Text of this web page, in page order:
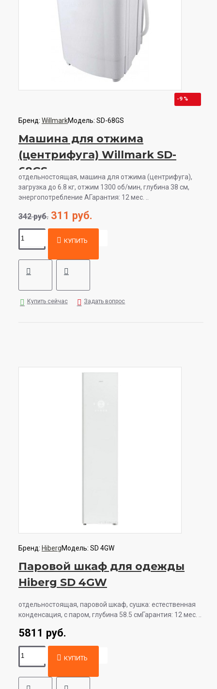
-9 %
Бренд: WillmarkМодель: SD-68GS
Машина для отжима
(центрифуга) Willmark SD-
68GS
отдельностоящая, машина для отжима (центрифуга),
загрузка до 6.8 кг, отжим 1300 об/мин, глубина 38 см,
энергопотребление AГарантия: 12 мес. ..
342 руб. 311 руб.
КУПИТЬ
Купить сейчас Задать вопрос
Бренд: HibergМодель: SD 4GW
Паровой шкаф для одежды
Hiberg SD 4GW
отдельностоящая, паровой шкаф, сушка: естественная
конденсация, с паром, глубина 58.5 смГарантия: 12 мес. ..
5811 руб.
КУПИТЬ